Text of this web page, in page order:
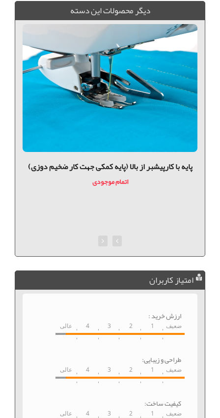
ديگر محصولات اين دسته
پايه با كارپيشبر از بالا (پایه کمکی جهت کار ضخیم دوزی)
اتمام موجودی
امتیاز کاربران
ارزش خرید :
ضعیف 1
2
3
4 عالی
طراحی و زیبایی:
ضعیف 1
2
3
4 عالی
کیفیت ساخت:
ضعیف 1
2
3
4 عالی